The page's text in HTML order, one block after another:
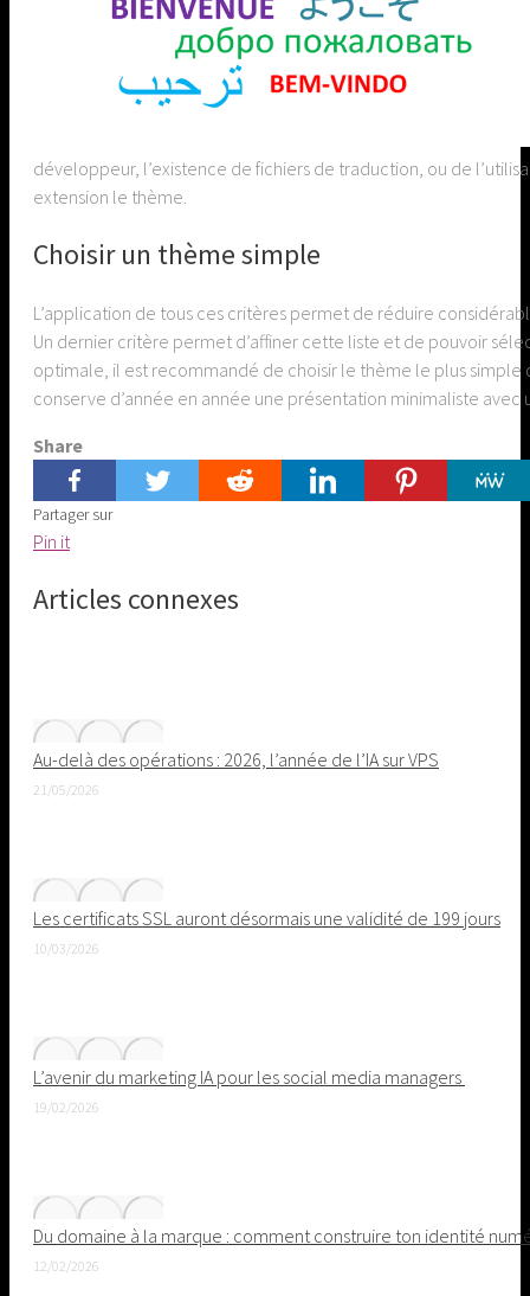
développeur, l’existence de fichiers de traduction, ou de
extension le thème.
Choisir un thème simple
L’application de tous ces critères permet de réduire
Un dernier critère permet d’affiner cette liste et de pouvoir
optimale, il est recommandé de choisir le thème le plus
conserve d’année en année une présentation minimaliste
Share
Partager sur
Pin itShare
Pinterest
Articles connexes
Au-delà des opérations : 2026, l’année de l’IA sur VPS
21/05/2026
Les certificats SSL auront désormais une validité de 199 jours
10/03/2026
L’avenir du marketing IA pour les social media managers
19/02/2026
Du domaine à la marque : comment construire ton identité
12/02/2026